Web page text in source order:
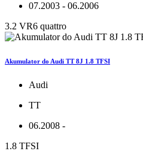
07.2003 - 06.2006
3.2 VR6 quattro
Akumulator do Audi TT 8J 1.8 TFSI
Audi
TT
06.2008 -
1.8 TFSI